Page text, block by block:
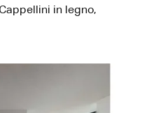
in legno,